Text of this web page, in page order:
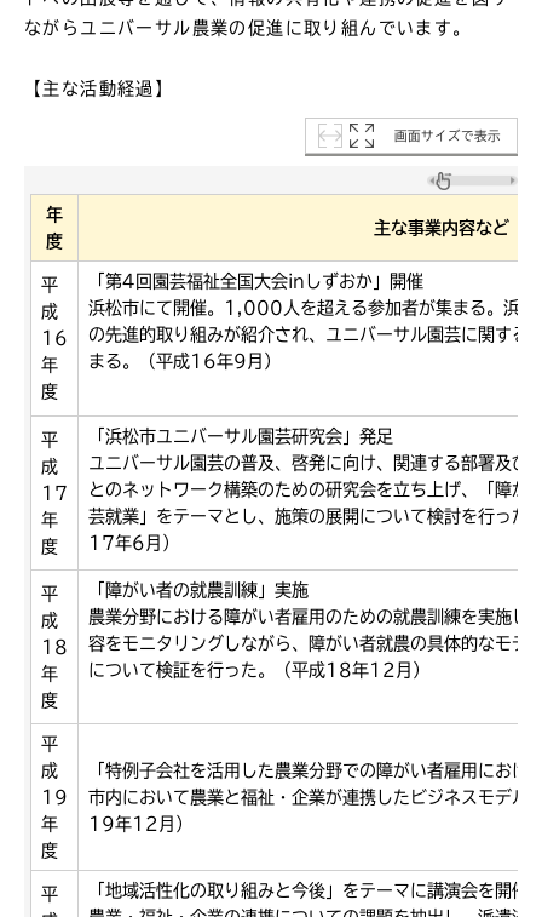
ながらユニバーサル農業の促進に取り組んでいます。
【主な活動経過】
画面サイズで表示
年
度
主な事業内容など
平
成
16
年
度
「第4回園芸福祉全国大会inしずおか」開催
浜松市にて開催。1,000人を超える参加者が集まる。浜松
の先進的取り組みが紹介され、ユニバーサル園芸に関する
まる。（平成16年9月）
平
成
17
年
度
「浜松市ユニバーサル園芸研究会」発足
ユニバーサル園芸の普及、啓発に向け、関連する部署及び
とのネットワーク構築のための研究会を立ち上げ、「障が
芸就業」をテーマとし、施策の展開について検討を行った
17年6月）
平
成
18
年
度
「障がい者の就農訓練」実施
農業分野における障がい者雇用のための就農訓練を実施し
容をモニタリングしながら、障がい者就農の具体的なモデ
について検証を行った。（平成18年12月）
平
成
19
年
度
「特例子会社を活用した農業分野での障がい者雇用におけ
市内において農業と福祉・企業が連携したビジネスモデル
19年12月）
平
「地域活性化の取り組みと今後」をテーマに講演会を開催